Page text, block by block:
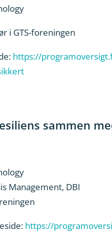
i GTS-foreningen
https://
sammen
Management, DBI
https://